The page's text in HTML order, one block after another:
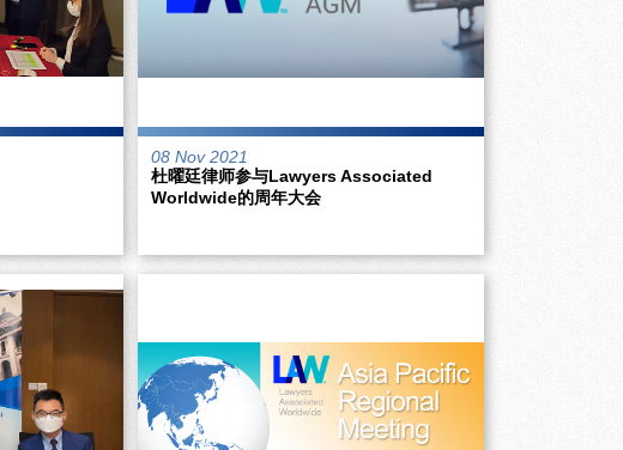
08 Nov 2021
杜曜廷律师参与Lawyers Associated
Worldwide的周年大会